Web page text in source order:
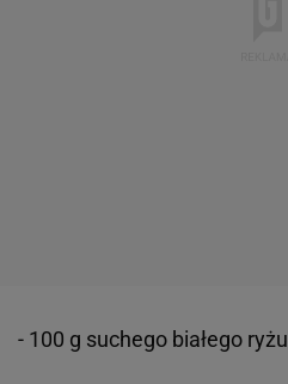
- 100 g suchego białego ryżu